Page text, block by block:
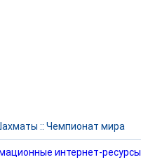
:: Чемпионат мира
интернет-ресурсы